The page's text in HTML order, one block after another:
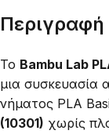
Περιγραφή
Το Bambu Lab
μια συσκευασία
νήματος PLA
(10301) χωρίς